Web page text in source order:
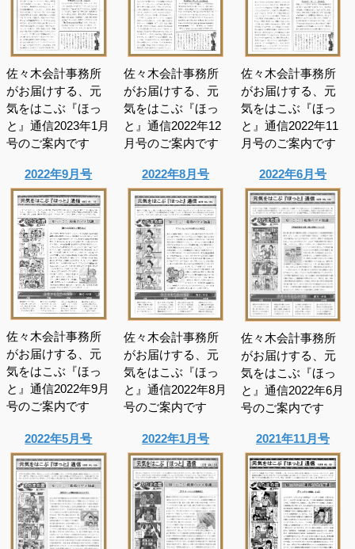
佐々木会計事務所
がお届けする、元
気をはこぶ『ほっ
と』通信2023年1月
号のご案内です
佐々木会計事務所
がお届けする、元
気をはこぶ『ほっ
と』通信2022年12
月号のご案内です
佐々木会計事務所
がお届けする、元
気をはこぶ『ほっ
と』通信2022年11
月号のご案内です
2022年9月号
佐々木会計事務所
がお届けする、元
気をはこぶ『ほっ
と』通信2022年9月
号のご案内です
2022年8月号
佐々木会計事務所
がお届けする、元
気をはこぶ『ほっ
と』通信2022年8月
号のご案内です
2022年6月号
佐々木会計事務所
がお届けする、元
気をはこぶ『ほっ
と』通信2022年6月
号のご案内です
2022年5月号 2022年1月号 2021年11月号